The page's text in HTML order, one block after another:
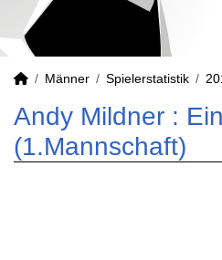
Männer Spielerstatistik
Andy Mildner :
(1.Mannschaft)